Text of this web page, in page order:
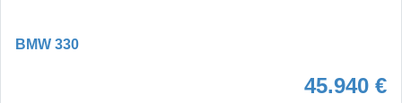
BMW 330
45.940 €